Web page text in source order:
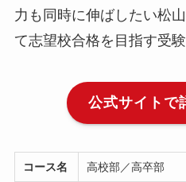
力も同時に伸ばしたい松
て志望校合格を目指す受
公式サイトで
コース名 高校部／高卒部